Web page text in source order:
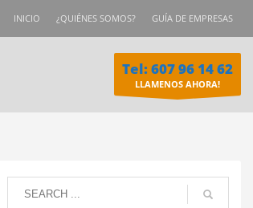
INICIO ¿QUIÉNES SOMOS? GUÍA DE EMPRESAS
Tel: 607 96 14 62
LLAMENOS AHORA!